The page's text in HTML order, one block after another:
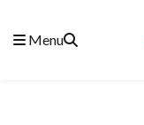
Menu